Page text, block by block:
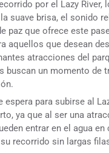
por el Lazy River,
suave brisa, el sonido
paz que ofrece este
aquellos que desean
atracciones del
buscan un momento de
espera para subirse al
ya que al ser una
entrar en el agua
recorrido sin largas